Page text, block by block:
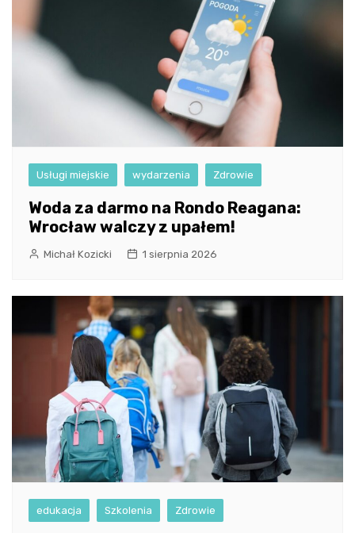
Usługi miejskie wydarzenia Zdrowie
Woda za darmo na Rondo Reagana:
Wrocław walczy z upałem!
Michał Kozicki 1 sierpnia 2026
edukacja Szkolenia Zdrowie